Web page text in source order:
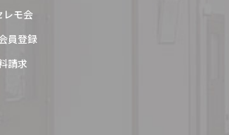
レモ会
員登録
請求